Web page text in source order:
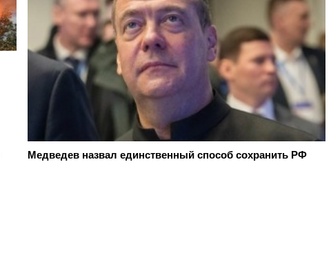
Медведев назвал единственный способ сохранить РФ